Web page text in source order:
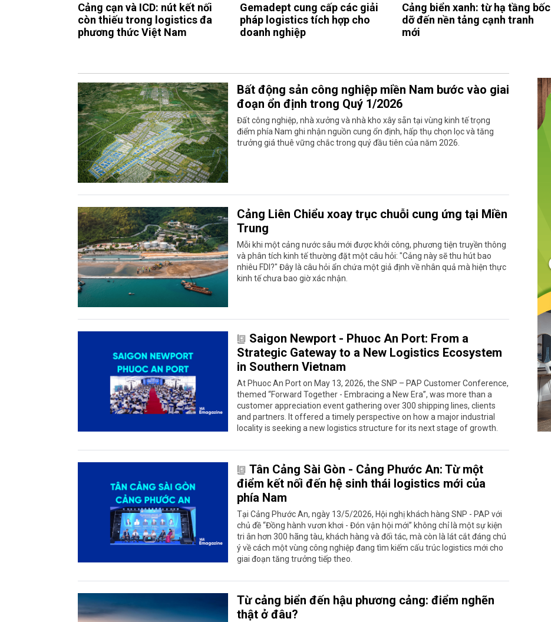
Cảng cạn và ICD: nút kết nối
còn thiếu trong logistics đa
phương thức Việt Nam
Gemadept cung cấp các giải
pháp logistics tích hợp cho
doanh nghiệp
Cảng biển xanh: từ hạ tầng bốc
dỡ đến nền tảng cạnh tranh
mới
Bất động sản công nghiệp miền Nam bước vào giai
đoạn ổn định trong Quý 1/2026
Đất công nghiệp, nhà xưởng và nhà kho xây sẵn tại vùng kinh tế trọng
điểm phía Nam ghi nhận nguồn cung ổn định, hấp thụ chọn lọc và tăng
trưởng giá thuê vững chắc trong quý đầu tiên của năm 2026.
Cảng Liên Chiểu xoay trục chuỗi cung ứng tại Miền
Trung
Mỗi khi một cảng nước sâu mới được khởi công, phương tiện truyền thông
và phân tích kinh tế thường đặt một câu hỏi: "Cảng này sẽ thu hút bao
nhiêu FDI?" Đây là câu hỏi ẩn chứa một giả định về nhân quả mà hiện thực
kinh tế chưa bao giờ xác nhận.
Saigon Newport - Phuoc An Port: From a
Strategic Gateway to a New Logistics Ecosystem
in Southern Vietnam
At Phuoc An Port on May 13, 2026, the SNP – PAP Customer Conference,
themed “Forward Together - Embracing a New Era”, was more than a
customer appreciation event gathering over 300 shipping lines, clients
and partners. It offered a timely perspective on how a major industrial
locality is seeking a new logistics structure for its next stage of growth.
Tân Cảng Sài Gòn - Cảng Phước An: Từ một
điểm kết nối đến hệ sinh thái logistics mới của
phía Nam
Tại Cảng Phước An, ngày 13/5/2026, Hội nghị khách hàng SNP - PAP với
chủ đề “Đồng hành vươn khơi - Đón vận hội mới” không chỉ là một sự kiện
tri ân hơn 300 hãng tàu, khách hàng và đối tác, mà còn là lát cắt đáng chú
ý về cách một vùng công nghiệp đang tìm kiếm cấu trúc logistics mới cho
giai đoạn tăng trưởng tiếp theo.
Từ cảng biển đến hậu phương cảng: điểm nghẽn
thật ở đâu?